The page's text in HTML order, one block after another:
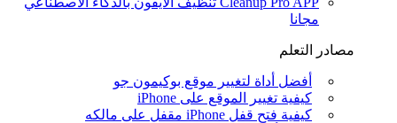
مجانا
مصادر التعلم
أفضل أداة لتغيير موقع بوكيمون جو
كيفية تغيير الموقع على iPhone
كيفية فتح قفل iPhone مقفل على مالكه